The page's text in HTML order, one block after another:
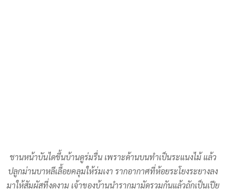
ชานหน้าบันไดขึ้นบ้านดูร่มรื่น เพราะด้านบนทำเป็นระแนงไม้ แล้ว
ปลูกม่านบาหลีเลื้อยคลุมให้ร่มเงา รากอากาศที่ห้อยระโยงระยางลง
มาให้สัมผัสที่งดงาม เจ้าของบ้านนำรากมามัดรวมกันแล้วถักเป็นเปีย